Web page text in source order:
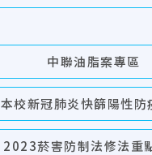
中聯油脂案專區
本校新冠肺炎快篩陽性防
2023菸害防制法修法重